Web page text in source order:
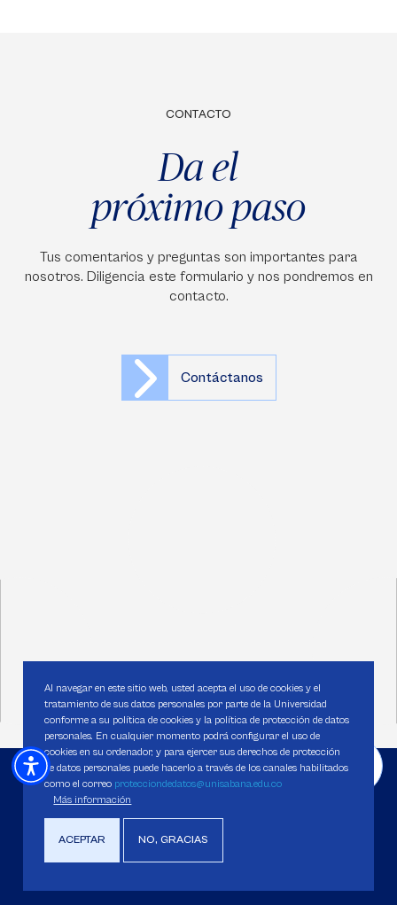
CONTACTO
Da el
próximo paso
Tus comentarios y preguntas son importantes para
nosotros. Diligencia este formulario y nos pondremos en
contacto.
Contáctanos
Universidad de La Sabana
Al navegar en este sitio web, usted acepta el uso de cookies y el
tratamiento de sus datos personales por parte de la Universidad
conforme a su política de cookies y la política de protección de datos
personales. En cualquier momento podrá configurar el uso de
cookies en su ordenador, y para ejercer sus derechos de protección
de datos personales puede hacerlo a través de los canales habilitados
como el correo protecciondedatos@unisabana.edu.co
Más información
ACEPTAR NO, GRACIAS